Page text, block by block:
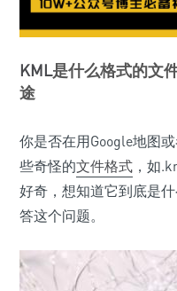
KML是什么格式的文
途
你是否在用Google地图
些奇怪的文件格式 ，如
好奇，想知道它到底是
答这个问题。